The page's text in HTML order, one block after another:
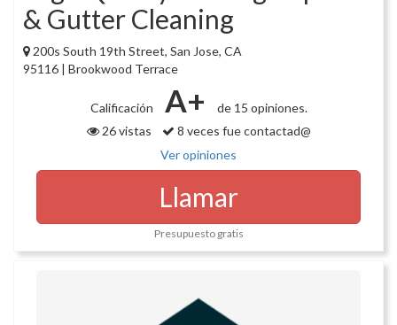
& Gutter Cleaning
200s South 19th Street, San Jose, CA
95116 | Brookwood Terrace
Calificación A+
de 15 opiniones.
26 vistas
8 veces fue contactad@
Ver opiniones
Llamar
Presupuesto gratis